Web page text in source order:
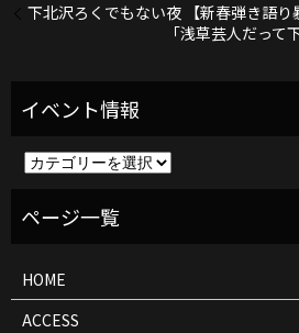
下北沢ろくでもない夜 【新春弾き語り
「浅草芸人だって
ト
HOME
ACCESS